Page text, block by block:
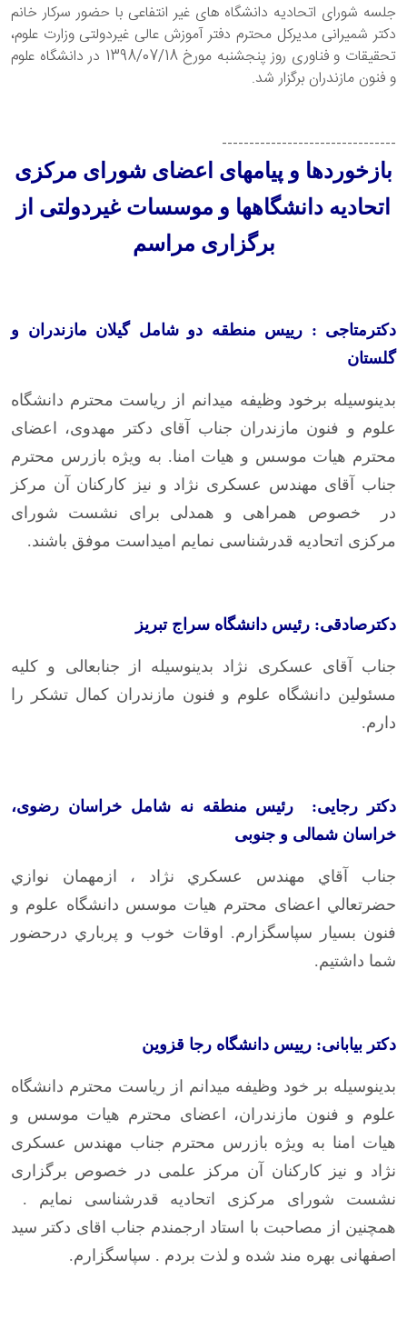
جلسه شورای اتحادیه دانشگاه‌ های غیر انتفاعی با حضور سرکار خانم
دکتر شمیرانی مدیرکل محترم دفتر آموزش عالی غیردولتی وزارت علوم،
تحقیقات و فناوری روز پنجشنبه مورخ 1398/07/18 در دانشگاه علوم
و فنون مازندران برگزار شد.
--------------------------------
بازخوردها و پیامهای اعضای شورای مرکزی
اتحادیه دانشگاهها و موسسات غیردولتی از
برگزاری مراسم
دکترمتاجی : رییس منطقه دو شامل گیلان مازندران و
گلستان
بدینوسیله برخود وظیفه میدانم از ریاست محترم دانشگاه
علوم و فنون مازندران جناب آقای دکتر مهدوی، اعضای
محترم هیات موسس و هیات امنا. به ویژه بازرس محترم
جناب آقای مهندس عسکری نژاد و نیز کارکنان آن مرکز
در خصوص همراهی و همدلی برای نشست شورای
مرکزی اتحادیه قدرشناسی نمایم امیداست موفق باشند.
دکترصادقی: رئیس دانشگاه سراج تبریز
جناب آقای عسکرى نژاد بدينوسيله از جنابعالى و كليه
مسئولين دانشگاه علوم و فنون مازندران كمال تشكر را
دارم.
دکتر رجایی: رئیس منطقه نه شامل خراسان رضوی،
خراسان شمالی و جنوبی
جناب آقاي مهندس عسکري نژاد ، ازمهمان نوازي
حضرتعالي اعضای محترم هیات موسس دانشگاه علوم و
فنون بسيار سپاسگزارم. اوقات خوب و پرباري درحضور
شما داشتيم.
دکتر بیابانی: رییس دانشگاه رجا قزوین
بدینوسیله بر خود وظیفه میدانم از ریاست محترم دانشگاه
علوم و فنون مازندران، اعضای محترم هیات موسس و
هیات امنا به ویژه بازرس محترم جناب مهندس عسکری
نژاد و نیز کارکنان آن مرکز علمی در خصوص برگزاری
نشست شورای مرکزی اتحادیه قدرشناسی نمایم .
همچنین از مصاحبت با استاد ارجمندم جناب اقای دکتر سید
اصفهانی بهره مند شده و لذت بردم . سپاسگزارم.